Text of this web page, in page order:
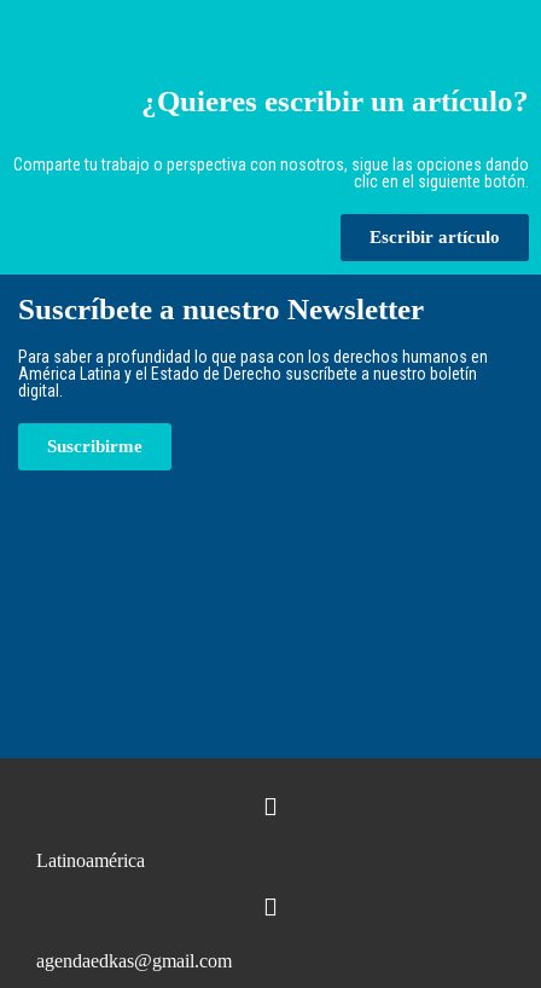
¿Quieres escribir un artículo?
Comparte tu trabajo o perspectiva con nosotros, sigue las opciones dando
clic en el siguiente botón.
Escribir artículo
Suscríbete a nuestro Newsletter
Para saber a profundidad lo que pasa con los derechos humanos en
América Latina y el Estado de Derecho suscríbete a nuestro boletín
digital.
Suscribirme
Latinoamérica
agendaedkas@gmail.com